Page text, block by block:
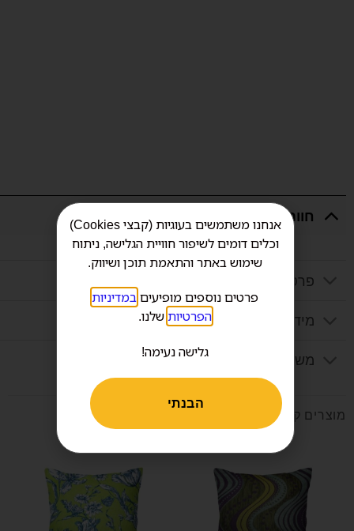
חוות דעת
פרטים נוספים
מידע נוסף
משלוח
מוצרים קשורים
אנחנו משתמשים בעוגיות (קבצי Cookies)
וכלים דומים לשיפור חוויית הגלישה, ניתוח
שימוש באתר והתאמת תוכן ושיווק.
פרטים נוספים מופיעיםבמדיניות
הפרטיותשלנו.
גלישה נעימה!
הבנתי